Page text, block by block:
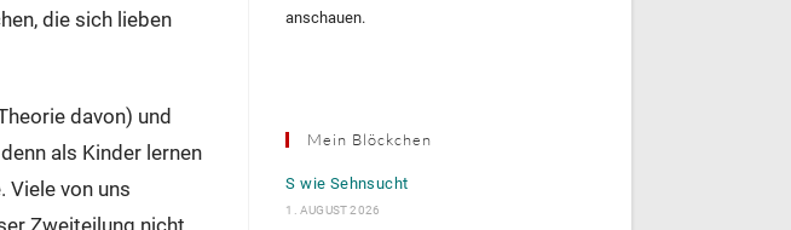
die sich lieben
davon) und
als Kinder lernen
Viele von uns
Zweiteilung nicht
anschauen.
Mein Blöckchen
S wie Sehnsucht
1. AUGUST 2026